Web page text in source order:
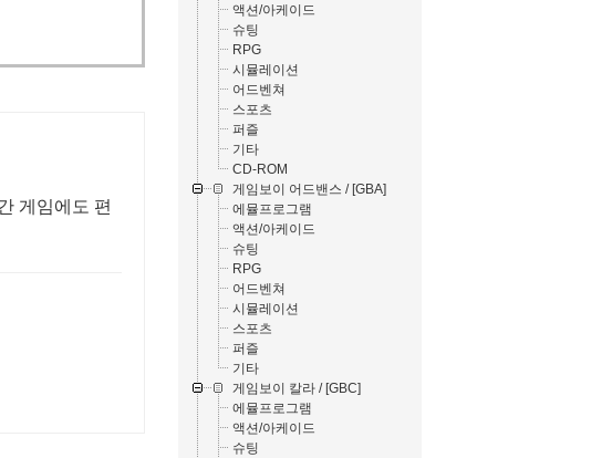
게임에도 편
액션/아케이드
슈팅
RPG
시뮬레이션
어드벤쳐
스포츠
퍼즐
기타
CD-ROM
게임보이 어드밴스 / [GBA]
에뮬프로그램
액션/아케이드
슈팅
RPG
어드벤쳐
시뮬레이션
스포츠
퍼즐
기타
게임보이 칼라 / [GBC]
에뮬프로그램
액션/아케이드
슈팅